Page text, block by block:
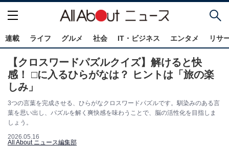
連載 ライフ グルメ 社会 IT・ビジネス エンタメ リサ
【クロスワードパズルクイズ】解けると快
感！ □に入るひらがなは？ ヒントは「旅の楽
しみ」
3つの言葉を完成させる、ひらがなクロスワードパズルです。馴染みのある言
葉を思い出し、パズルを解く爽快感を味わうことで、脳の活性化を目指しま
しょう。
2026.05.16
All About ニュース編集部